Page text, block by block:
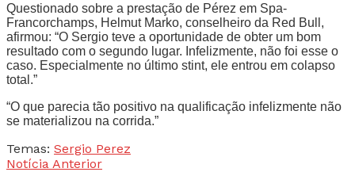
Questionado sobre a prestação de Pérez em Spa-
Francorchamps, Helmut Marko, conselheiro da Red Bull,
afirmou: “O Sergio teve a oportunidade de obter um bom
resultado com o segundo lugar. Infelizmente, não foi esse o
caso. Especialmente no último stint, ele entrou em colapso
total.”
“O que parecia tão positivo na qualificação infelizmente não
se materializou na corrida.”
Temas: Sergio Perez
Notícia Anterior